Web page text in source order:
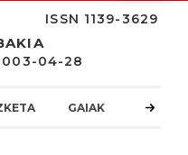
ISSN 1139-3629
04-28
GAIAK